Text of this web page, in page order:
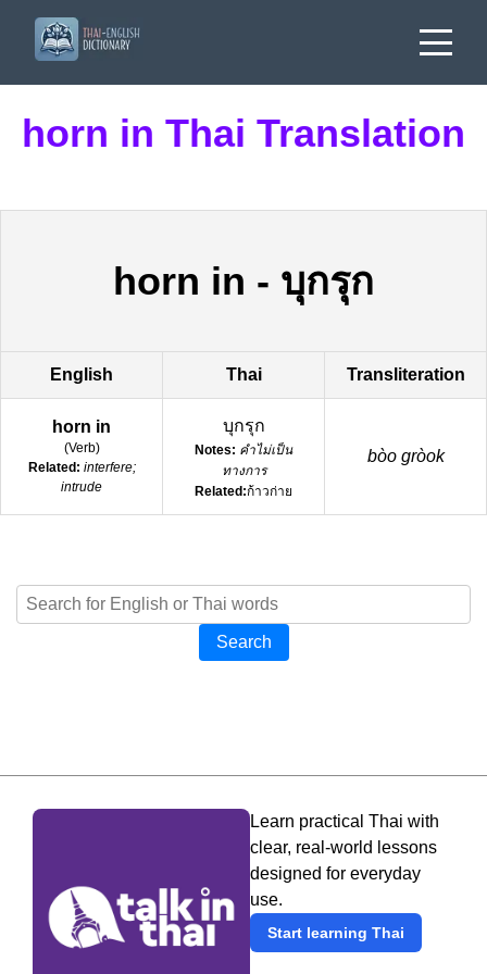
horn in Thai Translation
horn in - บุกรุก
English Thai Transliteration
horn in
(Verb)
Related: interfere;
intrude
บุกรุก
Notes: คำไม่เป็น
ทางการ
Related:ก้าวก่าย
bòo gròok
Search
Learn practical Thai with
clear, real-world lessons
designed for everyday
use.
Start learning Thai